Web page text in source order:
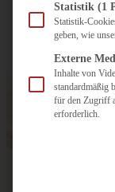
Statistik (1
Statistik-
geben, wie
Externe
Inhalte von
standardmäßig
für den Zugriff
erforderlich.